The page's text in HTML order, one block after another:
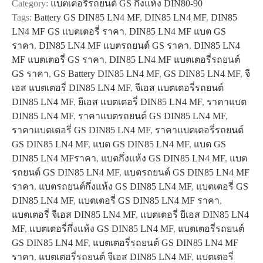
MF
quantity
Category: แบตเตอรี่รถยนต์ GS กึ่งแห้ง DIN80-90
Tags: Battery GS DIN85 LN4 MF, DIN85 LN4 MF, DIN85
LN4 MF GS แบตเตอรี่ ราคา, DIN85 LN4 MF แบต GS
ราคา, DIN85 LN4 MF แบตรถยนต์ GS ราคา, DIN85 LN4
MF แบตเตอรี่ GS ราคา, DIN85 LN4 MF แบตเตอรี่รถยนต์
GS ราคา, GS Battery DIN85 LN4 MF, GS DIN85 LN4 MF, จี
เอส แบตเตอรี่ DIN85 LN4 MF, จีเอส แบตเตอรี่รถยนต์
DIN85 LN4 MF, ยีเอส แบตเตอรี่ DIN85 LN4 MF, ราคาแบต
DIN85 LN4 MF, ราคาแบตรถยนต์ GS DIN85 LN4 MF,
ราคาแบตเตอรี่ GS DIN85 LN4 MF, ราคาแบตเตอรี่รถยนต์
GS DIN85 LN4 MF, แบต GS DIN85 LN4 MF, แบต GS
DIN85 LN4 MFราคา, แบตกึ่งแห้ง GS DIN85 LN4 MF, แบต
รถยนต์ GS DIN85 LN4 MF, แบตรถยนต์ GS DIN85 LN4 MF
ราคา, แบตรถยนต์กึ่งแห้ง GS DIN85 LN4 MF, แบตเตอรี่ GS
DIN85 LN4 MF, แบตเตอรี่ GS DIN85 LN4 MF ราคา,
แบตเตอรี่ จีเอส DIN85 LN4 MF, แบตเตอรี่ ยีเอส DIN85 LN4
MF, แบตเตอรี่กึ่งแห้ง GS DIN85 LN4 MF, แบตเตอรี่รถยนต์
GS DIN85 LN4 MF, แบตเตอรี่รถยนต์ GS DIN85 LN4 MF
ราคา, แบตเตอรี่รถยนต์ จีเอส DIN85 LN4 MF, แบตเตอรี่